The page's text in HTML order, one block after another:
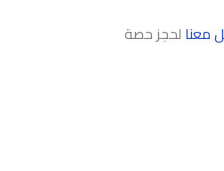
معنا لحجز حصة